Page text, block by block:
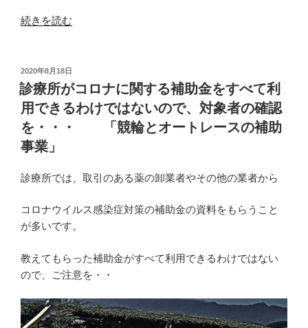
な
て
も
い
い・・
落
込
だ
分
を
励
ま
“人
な
い
ひ
ま
わ
り
へ
本
県
阿
蘇”
の
続きを読む
投
稿
日:
2020年8月18日
診療所がコロナに関する補助金をすべて利
用できるわけではないので、対象者の確認
を・・・ 「競輪とオートレースの補助
事業」
診療所では、取引のある薬の卸業者やその他の業者から
コロナウイルス感染症対策の補助金の資料をもらうこと
が多いです。
教えてもらった補助金がすべて利用できるわけではない
ので、ご注意を・・